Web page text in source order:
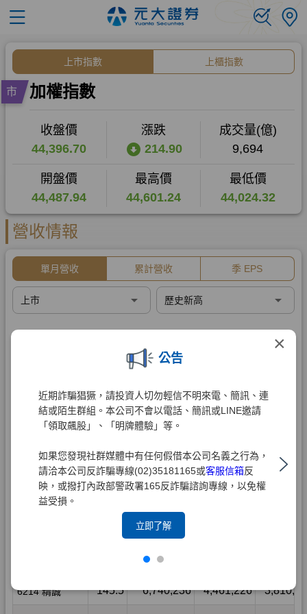
×
公告
近期詐騙猖獗，請投資人切勿輕信不明來電、簡訊、連
結或陌生群組。本公司不會以電話、簡訊或LINE邀請
「領取飆股」、「明牌體驗」等。
如果您發現社群媒體中有任何假借本公司名義之行為，
請洽本公司反詐騙專線(02)35181165或客服信箱反
映，或撥打內政部警政署165反詐騙諮詢專線，以免權
益受損。
立即了解